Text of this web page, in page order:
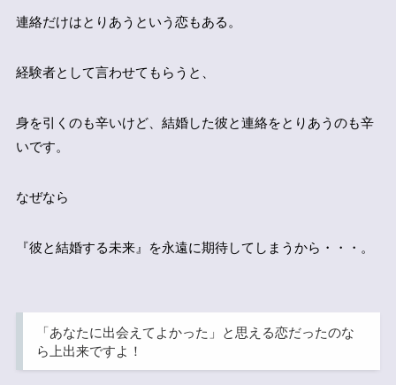
連絡だけはとりあうという恋もある。
経験者として言わせてもらうと、
身を引くのも辛いけど、結婚した彼と連絡をとりあうのも辛
いです。
なぜなら
『彼と結婚する未来』を永遠に期待してしまうから・・・。
「あなたに出会えてよかった」と思える恋だったのな
ら上出来ですよ！